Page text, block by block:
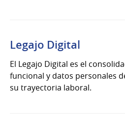
Legajo Digital
El Legajo Digital es el
funcional y datos personales
su trayectoria laboral.